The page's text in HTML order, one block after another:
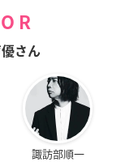
さん
諏訪部順一